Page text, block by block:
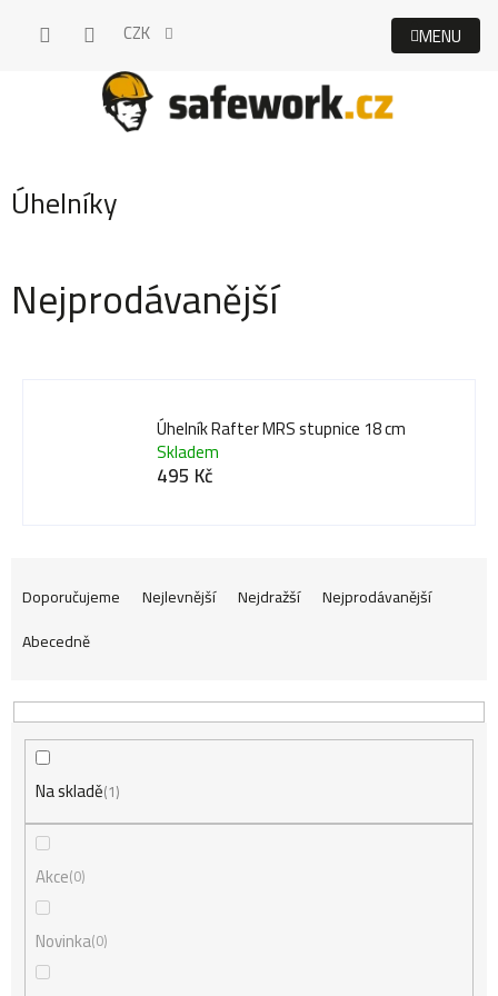
CZK
Úhelníky
Nejprodávanější
Úhelník Rafter MRS stupnice 18 cm
Skladem
495 Kč
Ř
a
z
e
Doporučujeme Nejlevnější Nejdražší
Nejprodávanější
Abecedně
Na skladě 1
Akce 0
Novinka 0